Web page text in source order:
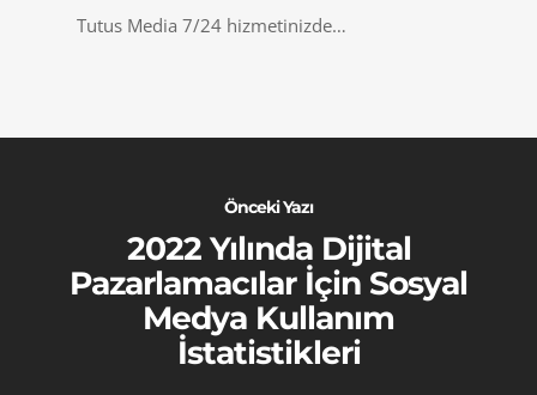
Tutus Media 7/24 hizmetinizde…
Önceki Yazı
2022 Yılında Dijital
Pazarlamacılar İçin Sosyal
Medya Kullanım
İstatistikleri